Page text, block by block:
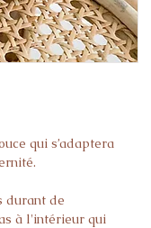
qui s’adaptera
durant de
à l'intérieur qui